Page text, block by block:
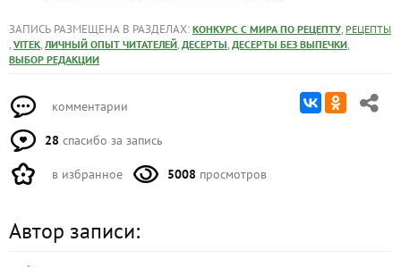
ЗАПИСЬ РАЗМЕЩЕНА В РАЗДЕЛАХ: КОНКУРС С МИРА ПО РЕЦЕПТУ, РЕЦЕПТЫ
, VITEK, ЛИЧНЫЙ ОПЫТ ЧИТАТЕЛЕЙ, ДЕСЕРТЫ, ДЕСЕРТЫ БЕЗ ВЫПЕЧКИ,
ВЫБОР РЕДАКЦИИ
комментарии
28 спасибо за запись
в избранное 5008 просмотров
Автор записи: